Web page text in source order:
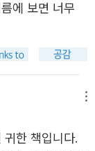
에 보면 너무
한 책입니다.